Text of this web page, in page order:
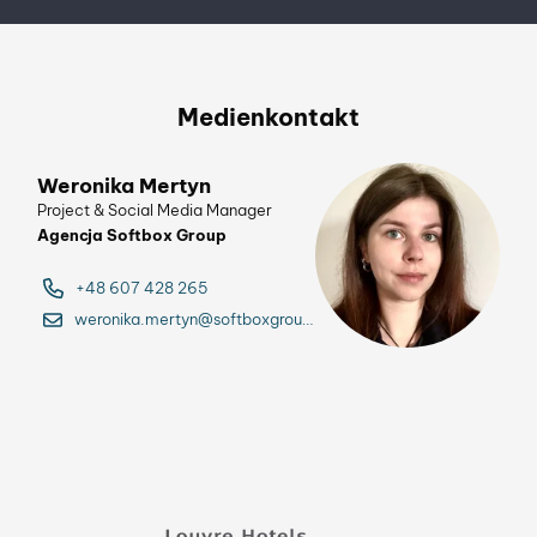
Medienkontakt
Weronika Mertyn
Project & Social Media Manager
Agencja Softbox Group
+48 607 428 265
weronika.mertyn@softboxgroup.pl